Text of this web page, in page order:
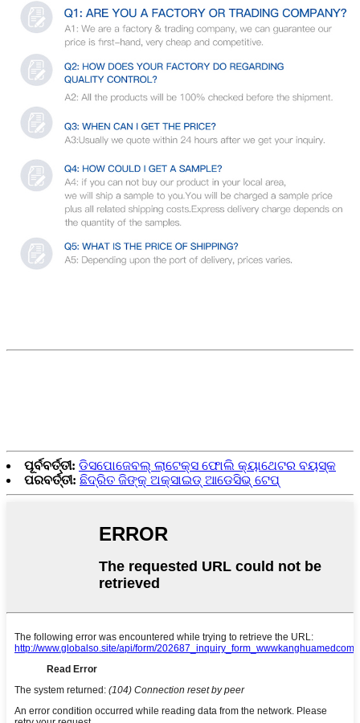
ପୂର୍ବବର୍ତ୍ତୀ: ଡିସପୋଜେବଲ୍ ଲାଟେକ୍ସ ଫୋଲି କ୍ୟାଥେଟର ବୟସ୍କ
ପରବର୍ତ୍ତୀ: ଛିଦ୍ରିତ ଜିଙ୍କ୍ ଅକ୍ସାଇଡ୍ ଆଡେସିଭ୍ ଟେପ୍